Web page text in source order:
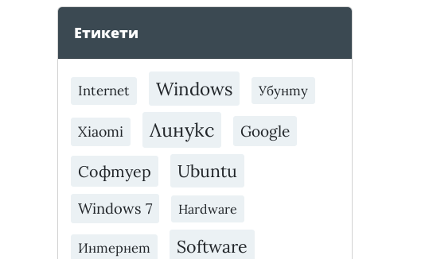
Етикети
Internet Windows Убунту
Xiaomi Линукс Google
Софтуер Ubuntu
Windows 7 Hardware
Интернет Software